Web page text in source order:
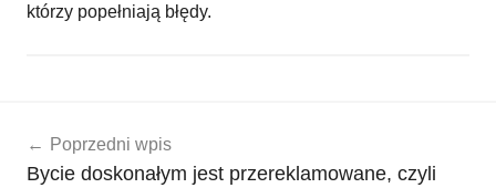
którzy popełniają błędy.
wpisu
Poprzedni wpis
Bycie doskonałym jest przereklamowane, czyli